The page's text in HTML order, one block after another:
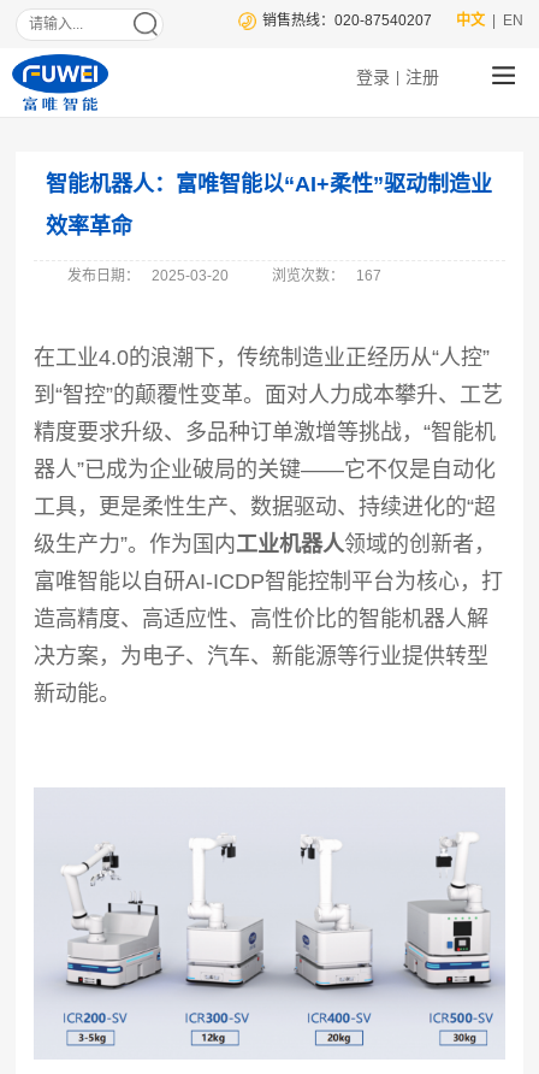
| EN
中文
销售热线：020-87540207
登录 注册
智能机器人：富唯智能以“AI+柔性”驱动制造业
效率革命
发布日期： 2025-03-20 浏览次数： 167
在工业4.0的浪潮下，传统制造业正经历从“人控”
到“智控”的颠覆性变革。面对人力成本攀升、工艺
精度要求升级、多品种订单激增等挑战，“智能机
器人”已成为企业破局的关键——它不仅是自动化
工具，更是柔性生产、数据驱动、持续进化的“超
级生产力”。作为国内工业机器人领域的创新者，
富唯智能以自研AI-ICDP智能控制平台为核心，打
造高精度、高适应性、高性价比的智能机器人解
决方案，为电子、汽车、新能源等行业提供转型
新动能。